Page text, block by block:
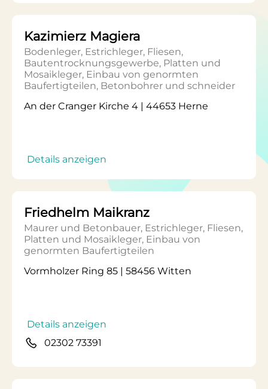
Kazimierz Magiera
Bodenleger, Estrichleger, Fliesen,
Bautentrocknungsgewerbe, Platten und
Mosaikleger, Einbau von genormten
Baufertigteilen, Betonbohrer und schneider
An der Cranger Kirche 4 | 44653 Herne
Details anzeigen
Friedhelm Maikranz
Maurer und Betonbauer, Estrichleger, Fliesen,
Platten und Mosaikleger, Einbau von
genormten Baufertigteilen
Vormholzer Ring 85 | 58456 Witten
Details anzeigen
02302 73391